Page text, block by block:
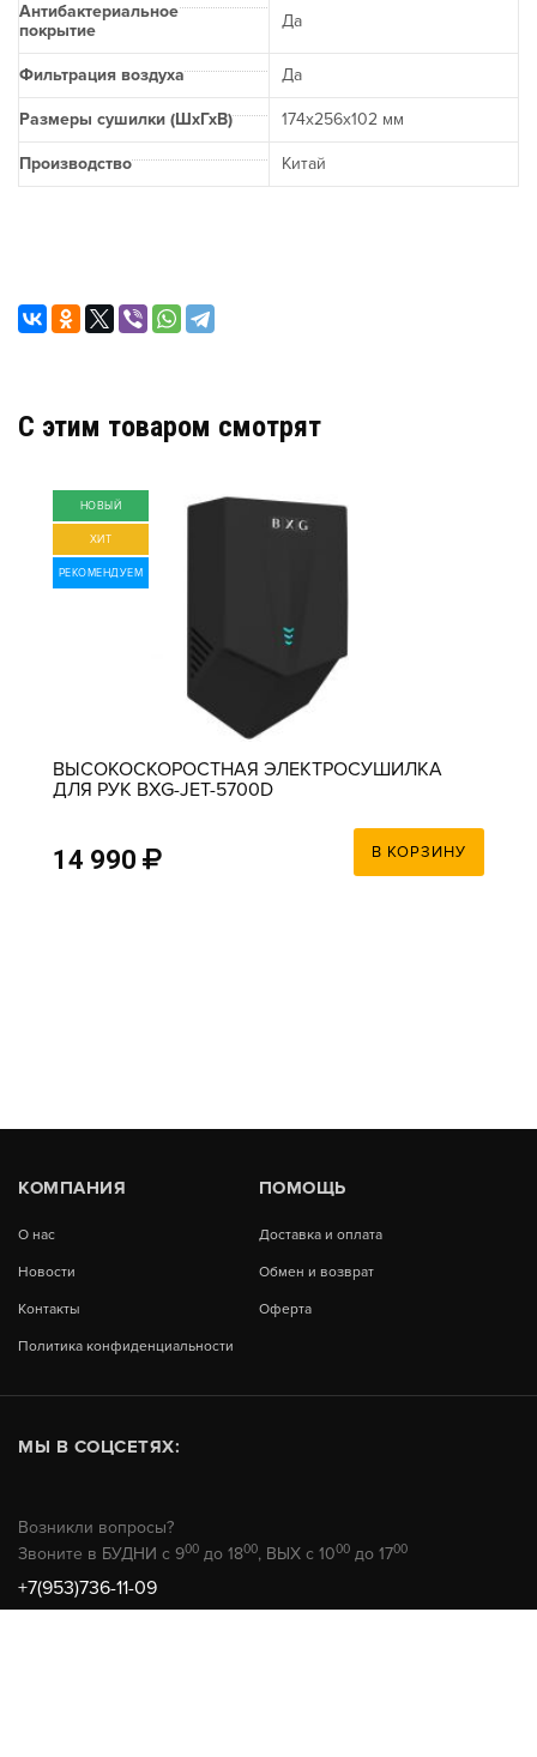
Антибактериальное
покрытие
Да
Фильтрация воздуха Да
Размеры сушилки (ШхГхВ) 174х256х102 мм
Производство Китай
C этим товаром смотрят
НОВЫЙ
ХИТ
РЕКОМЕНДУЕМ
ВЫСОКОСКОРОСТНАЯ ЭЛЕКТРОСУШИЛКА
ДЛЯ РУК BXG-JET-5700D
14 990 В КОРЗИНУ
КОМПАНИЯ
О нас
Новости
Контакты
Политика конфиденциальности
ПОМОЩЬ
Доставка и оплата
Обмен и возврат
Оферта
МЫ В СОЦСЕТЯХ:
Возникли вопросы?
Звоните в БУДНИ с 900 до 1800, ВЫХ с 1000 до 1700
+7(953)736-11-09